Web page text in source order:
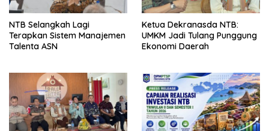
NTB Selangkah Lagi
Terapkan Sistem Manajemen
Talenta ASN
Ketua Dekranasda NTB:
UMKM Jadi Tulang Punggung
Ekonomi Daerah